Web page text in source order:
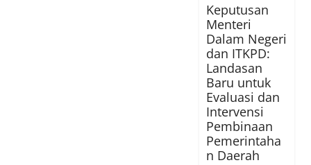
Keputusan
Menteri
Dalam Negeri
dan ITKPD:
Landasan
Baru untuk
Evaluasi dan
Intervensi
Pembinaan
Pemerintaha
n Daerah